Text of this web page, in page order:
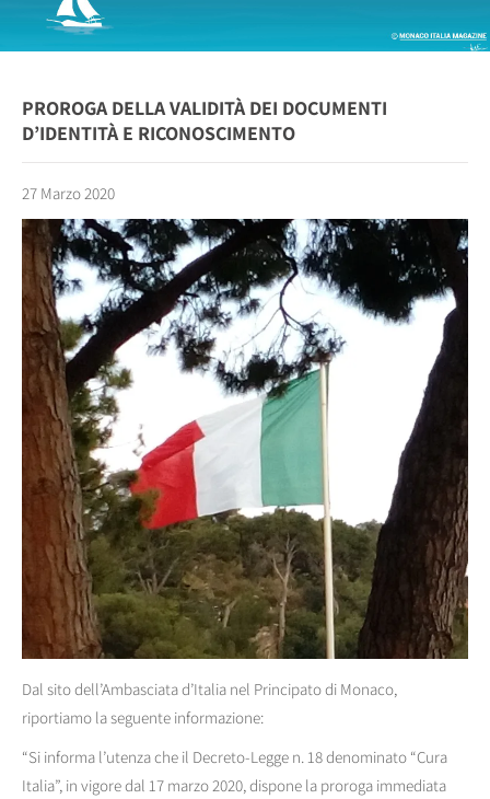
PROROGA DELLA VALIDITÀ DEI DOCUMENTI
D’IDENTITÀ E RICONOSCIMENTO
27 Marzo 2020
Dal sito dell’Ambasciata d’Italia nel Principato di Monaco,
riportiamo la seguente informazione:
“Si informa l’utenza che il Decreto-Legge n. 18 denominato “Cura
Italia”, in vigore dal 17 marzo 2020, dispone la proroga immediata